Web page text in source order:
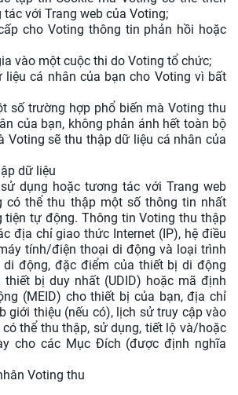
với Trang web của Voting;
cho Voting thông tin phản hồi hoặc
vào một cuộc thi do Voting tổ chức;
liệu cá nhân của bạn cho Voting vì bất
số trường hợp phổ biến mà Voting thu
của bạn, không phản ánh hết toàn bộ
Voting sẽ thu thập dữ liệu cá nhân của
dữ liệu
dụng hoặc tương tác với Trang web
có thể thu thập một số thông tin nhất
tiện tự động. Thông tin Voting thu thập
địa chỉ giao thức Internet (IP), hệ điều
tính/điện thoại di động và loại trình
di động, đặc điểm của thiết bị di động
bị duy nhất (UDID) hoặc mã định
(MEID) cho thiết bị của bạn, địa chỉ
giới thiệu (nếu có), lịch sử truy cập vào
thể thu thập, sử dụng, tiết lộ và/hoặc
cho các Mục Đích (được định nghĩa
Voting thu